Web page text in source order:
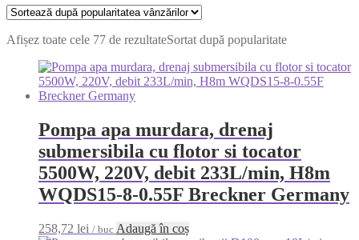
Afișez toate cele 77 de rezultateSortat după popularitate
Pompa apa murdara, drenaj
submersibila cu flotor si tocator
5500W, 220V, debit 233L/min, H8m
WQDS15-8-0.55F Breckner Germany
258,72 lei / buc Adaugă în coș